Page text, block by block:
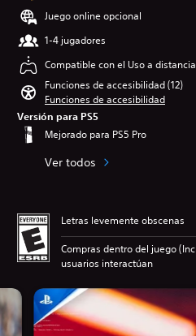
Juego online opcional
1-4 jugadores
Compatible con el Uso a distancia
Funciones de accesibilidad (12)
Funciones de accesibilidad
Versión para PS5
Mejorado para PS5 Pro
Ver todos
Letras levemente obscenas
Compras dentro del juego
usuarios interactúan